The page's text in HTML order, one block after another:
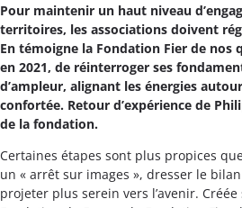
Pour maintenir un haut niveau
territoires, les associations doivent
En témoigne la Fondation Fier de nos
en 2021, de réinterroger ses
d’ampleur, alignant les énergies
confortée. Retour d’expérience de
de la fondation.
Certaines étapes sont plus propices
un « arrêt sur images », dresser le
projeter plus serein vers l’avenir. Créée